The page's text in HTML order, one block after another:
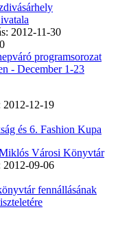
2012-11-30
programsorozat
- December 1-23
2012-12-19
és 6. Fashion Kupa
Városi Könyvtár
2012-09-06
fennállásának